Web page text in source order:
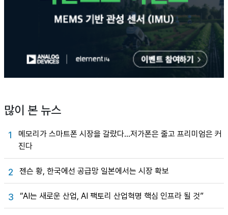
많이 본 뉴스
1
메모리가 스마트폰 시장을 갈랐다…저가폰은 줄고 프리미엄은 커
진다
2 젠슨 황, 한국에선 공급망 일본에서는 시장 확보
3 “AI는 새로운 산업, AI 팩토리 산업혁명 핵심 인프라 될 것”